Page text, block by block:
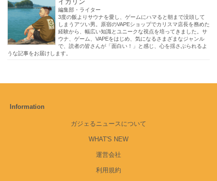
イガリン
編集部・ライター
3度の飯よりサウナを愛し、ゲームにハマると朝まで没頭して
しまうアツい男。原宿のVAPEショップでカリスマ店長を務めた
経験から、幅広い知識とユニークな視点を培ってきました。サ
ウナ、ゲーム、VAPEをはじめ、気になるさまざまなジャンル
で、読者の皆さんが「面白い！」と感じ、心を揺さぶられるよ
うな記事をお届けします。
Information
ガジェるニュースについて
WHAT'S NEW
運営会社
利用規約